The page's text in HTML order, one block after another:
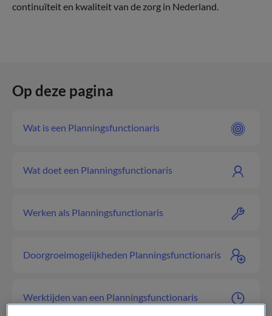
continuïteit en kwaliteit van de zorg in Nederland.
Op deze pagina
Wat is een Planningsfunctionaris
Wat doet een Planningsfunctionaris
Werken als Planningsfunctionaris
Doorgroeimogelijkheden Planningsfunctionaris
Werktijden van een Planningsfunctionaris